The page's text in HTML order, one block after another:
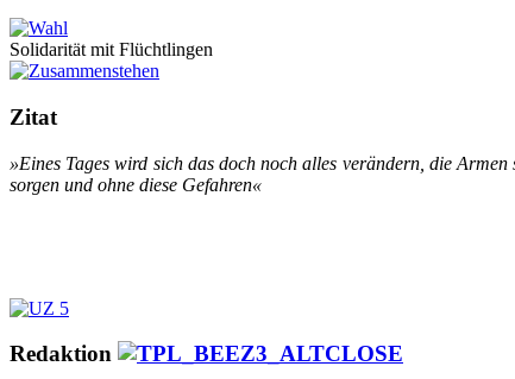
Solidarität mit Flüchtlingen
Zitat
»Ei­nes Ta­ges wird sich das doch noch al­les ver­än­dern, die
sor­gen und oh­ne die­se Ge­fah­ren«
Redaktion